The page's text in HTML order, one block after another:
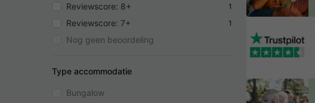
Reviewscore: 8+
1
Reviewscore: 7+ 1
Nog geen beoordeling
Type accommodatie
Bungalow